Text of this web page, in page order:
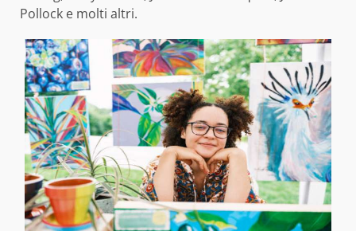
Pollock e molti altri.